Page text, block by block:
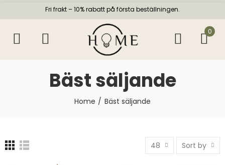
Fri frakt – 10% rabatt på första beställningen.
0
Bäst säljande
Home Bäst säljande
48 Sort by